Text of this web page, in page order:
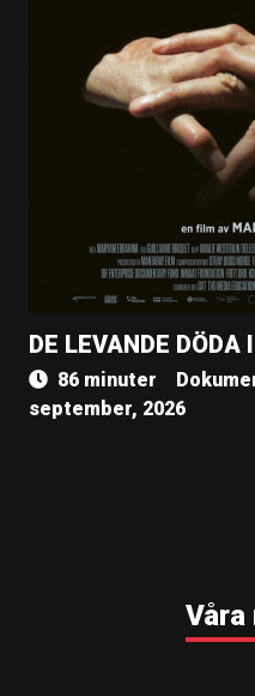
DE LEVANDE DÖDA
86 minuter
september, 2026
Våra